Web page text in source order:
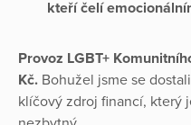
kteří čelí
Provoz LGBT+
Kč. Bohužel jsme se
klíčový zdroj financí, který